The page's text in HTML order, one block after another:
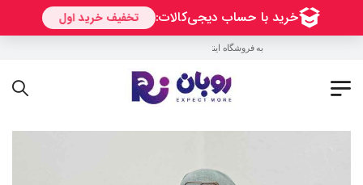
به فروشگاه اینترنتی روبان خوش آمدید !